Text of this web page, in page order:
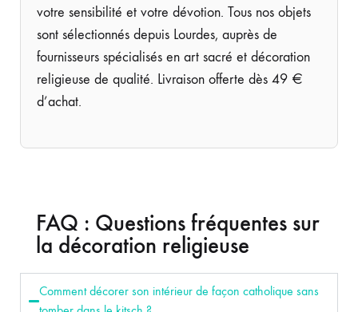
votre sensibilité et votre dévotion. Tous nos objets
sont sélectionnés depuis Lourdes, auprès de
fournisseurs spécialisés en art sacré et décoration
religieuse de qualité. Livraison offerte dès 49 €
d’achat.
FAQ : Questions fréquentes sur
la décoration religieuse
Comment décorer son intérieur de façon catholique sans